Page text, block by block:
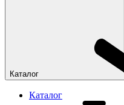
Каталог
Каталог